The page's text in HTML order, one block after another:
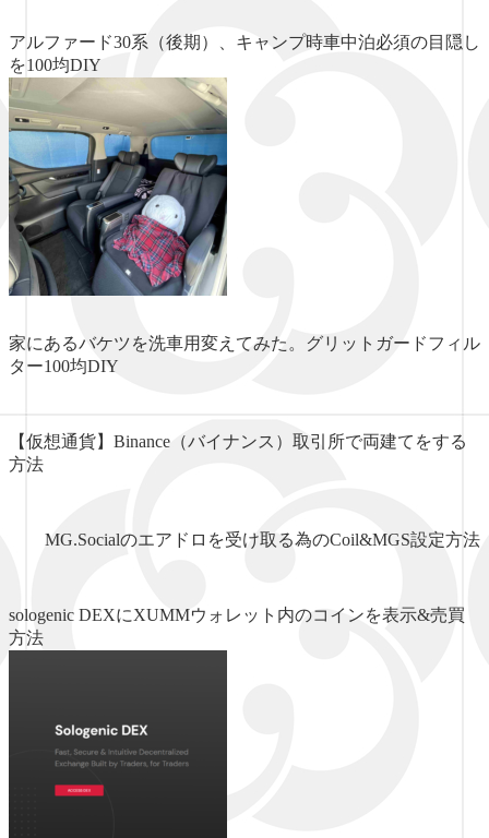
アルファード30系（後期）、キャンプ時車中泊必須の目隠し
を100均DIY
家にあるバケツを洗車用変えてみた。グリットガードフィル
ター100均DIY
【仮想通貨】Binance（バイナンス）取引所で両建てをする
方法
MG.Socialのエアドロを受け取る為のCoil&MGS設定方法
sologenic DEXにXUMMウォレット内のコインを表示&売買
方法